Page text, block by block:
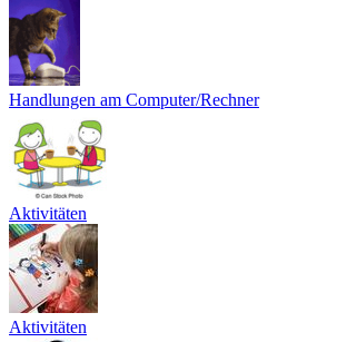
Handlungen am Computer/Rechner
Aktivitäten
Aktivitäten